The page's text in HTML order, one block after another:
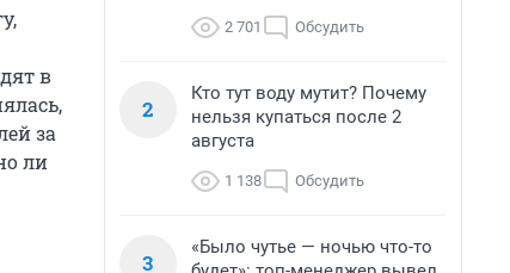
в
за
ли
2 701 Обсудить
2
Кто тут воду мутит? Почему
нельзя купаться после 2
августа
1 138 Обсудить
3
«Было чутье — ночью что-то